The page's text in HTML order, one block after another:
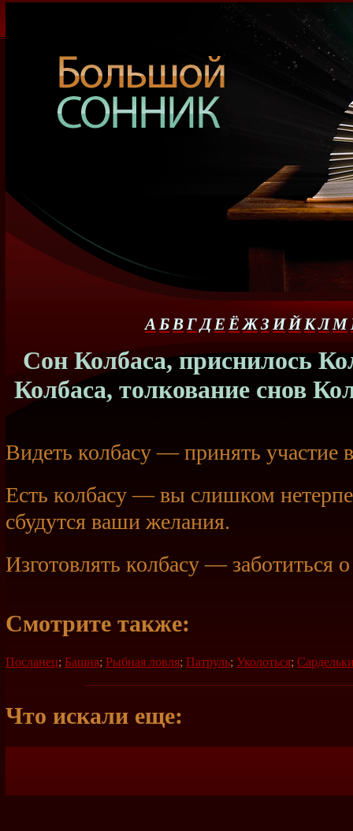
А БВГДЕ Ё ЖЗ ИЙКЛМ
Сон Колбаса, приснилось
Колбаса, толкование снов
Видеть колбасу — принять участие
Есть колбасу — вы слишком
сбудутся ваши желания.
Изготовлять колбасу — заботиться
Смотрите также:
Посланец; Башня; Рыбная ловля; Патруль; Уколоться;
Что искали еще: